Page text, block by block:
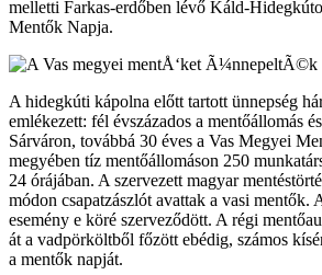
melletti Farkas-erdőben lévő Káld-
Mentők Napja.
A hidegkúti kápolna előtt tartott ünnepség
emlékezett: fél évszázados a mentőállomás
Sárváron, továbbá 30 éves a Vas Megyei
megyében tíz mentőállomáson 250
24 órájában. A szervezett magyar
módon csapatzászlót avattak a vasi mentők.
esemény e köré szerveződött. A régi
át a vadpörköltből főzött ebédig, számos
a mentők napját.